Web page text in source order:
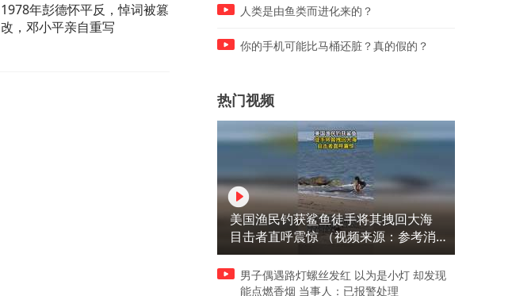
1978年彭德怀平反，悼词被篡
改，邓小平亲自重写
1978年邓小平为彭德怀平反：
1932年天津东站：巴金挤座
人类是由鱼类而进化来的？
你的手机可能比马桶还脏？真的假的？
热门视频
美国渔民钓获鲨鱼徒手将其拽回大海
目击者直呼震惊 （视频来源：参考消
息）
男子偶遇路灯螺丝发红 以为是小灯 却发现
能点燃香烟 当事人：已报警处理